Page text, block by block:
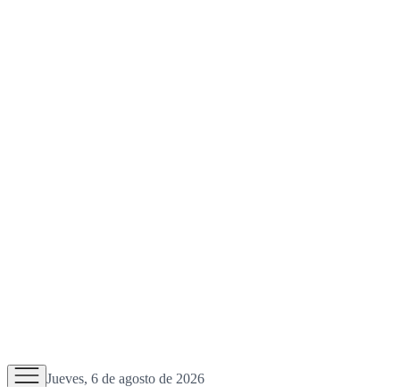
Jueves, 6 de agosto de 2026